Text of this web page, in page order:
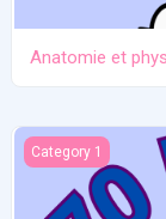
Anatomie et
Ictère et
Category 1